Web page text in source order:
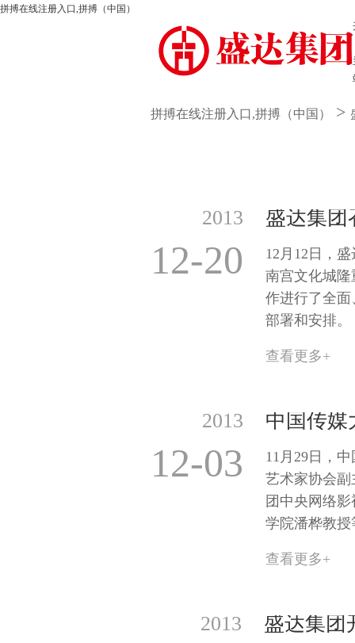
拼搏在线注册入口,拼搏（中国）
拼搏在线注册入口,拼搏（中国） >
2013
12-20
盛达集团
12月12日，
南宫文化城隆
作进行了全
部署和安排
查看更多+
2013
12-03
11月29日，
艺术家协会
团中央网络
学院潘桦教
查看更多+
2013